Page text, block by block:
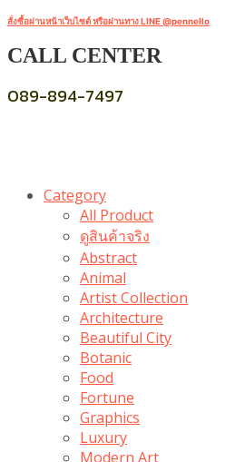
สั่งซื้อผ่านหน้าเว็บไซต์ หรือผ่านทาง LINE @pennello
CALL CENTER
089-894-7497
Category
All Product
ดูสินค้าจริง
Abstract
Animal
Artist Collection
Architecture
Beautiful City
Botanic
Food
Fortune
Graphics
Luxury
Modern Art